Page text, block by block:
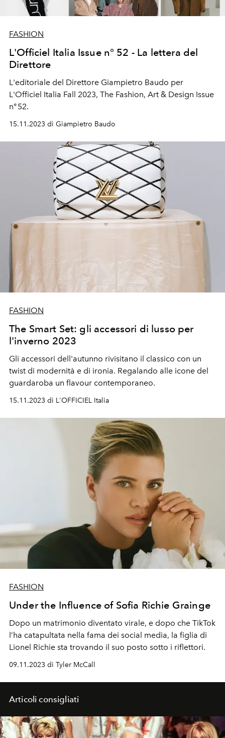
FASHION
L'Officiel Italia Issue n° 52 - La lettera del
Direttore
L'editoriale del Direttore Giampietro Baudo per
L'Officiel Italia Fall 2023, The Fashion, Art & Design Issue
n° 52.
15.11.2023 di Giampietro Baudo
FASHION
The Smart Set: gli accessori di lusso per
l'inverno 2023
Gli accessori dell'autunno rivisitano il classico con un
twist di modernità e di ironia. Regalando alle icone del
guardaroba un flavour contemporaneo.
15.11.2023 di L'OFFICIEL Italia
FASHION
Under the Influence of Sofia Richie Grainge
Dopo un matrimonio diventato virale, e dopo che TikTok
l’ha catapultata nella fama dei social media, la figlia di
Lionel Richie sta trovando il suo posto sotto i riflettori.
09.11.2023 di Tyler McCall
Articoli consigliati